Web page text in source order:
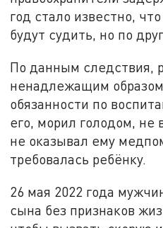
год стало известно,
будут судить, но по
По данным следствия,
ненадлежащим
обязанности по
его, морил голодом, не
не оказывал ему
требовалась ребёнку.
26 мая 2022 года
сына без признаков